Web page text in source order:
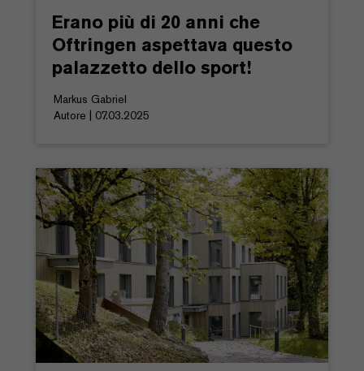
Erano più di 20 anni che
Oftringen aspettava questo
palazzetto dello sport!
Markus Gabriel
Autore | 07.03.2025